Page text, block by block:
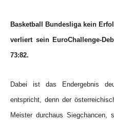
Basketball Bundesliga kein
verliert sein EuroChallenge-
73:82.
Dabei ist das Endergebnis
entspricht, denn der
Meister durchaus